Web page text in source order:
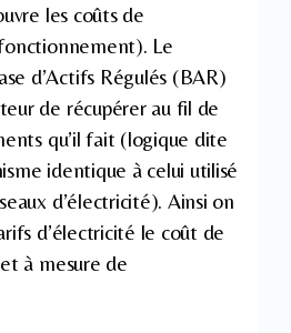
les coûts de
Le
d’Actifs Régulés (BAR)
de récupérer au fil de
qu’il fait (logique dite
identique à celui utilisé
d’électricité). Ainsi on
d’électricité le coût de
à mesure de